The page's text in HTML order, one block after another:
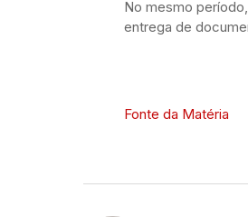
No mesmo
entrega de
Fonte da Matéria